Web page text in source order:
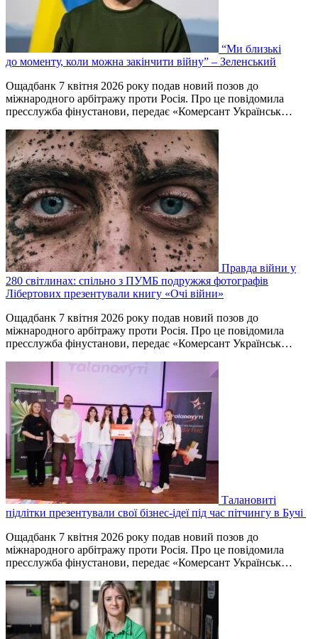
“Ми близькі
до моменту, коли можна закінчити війну” – Зеленський
Ощадбанк 7 квітня 2026 року подав новий позов до
міжнародного арбітражу проти Росія. Про це повідомила
пресслужба фінустанови, передає «Комерсант Українськ…
Правда війни у
280 світлинах: спільно з ПУМБ подружжя фотографів
Лібертових презентували книгу «Очі війни»
Ощадбанк 7 квітня 2026 року подав новий позов до
міжнародного арбітражу проти Росія. Про це повідомила
пресслужба фінустанови, передає «Комерсант Українськ…
Талановиті
підлітки презентували свої бізнес-ідеї під час пітчингу в Бучі
Ощадбанк 7 квітня 2026 року подав новий позов до
міжнародного арбітражу проти Росія. Про це повідомила
пресслужба фінустанови, передає «Комерсант Українськ…